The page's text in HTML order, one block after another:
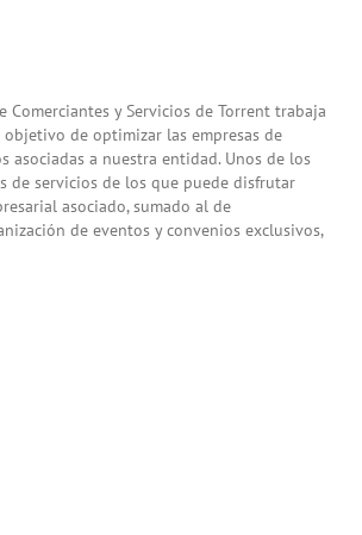
Comerciantes y Servicios de Torrent trabaja
de optimizar las empresas de
asociadas a nuestra entidad. Unos de los
de servicios de los que puede disfrutar
asociado, sumado al de
de eventos y convenios exclusivos,